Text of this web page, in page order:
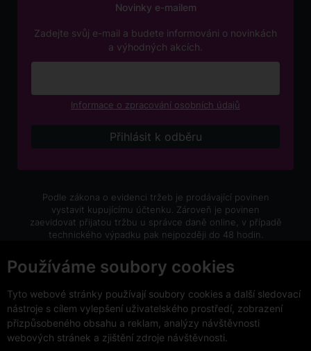
Používáme soubory cookies
Tyto webové stránky používají soubory cookies a další sledovací
nástroje s cílem vylepšení uživatelského prostředí, zobrazení
přizpůsobeného obsahu a reklam, analýzy návštěvnosti
webových stránek a zjištění zdroje návštěvnosti.
Novinky e-mailem
Zadejte svůj e-mail a budete informováni o novinkách
a výhodných akcích.
Informace o zpracování osobních údajů
Podle zákona o evidenci tržeb je prodávající povinen
vystavit kupujícímu účtenku. Zároveň je povinen
zaevidovat přijatou tržbu u správce daně online, v případě
technického výpadku pak nejpozději do 48 hodin.
nápojů osobám mladším 18 let.